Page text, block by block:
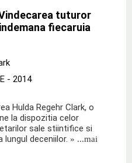
tuturor
fiecaruia
- 2014
Hulda Regehr Clark, o
la dispozitia celor
sale stiintifice si
deceniilor. » ...mai